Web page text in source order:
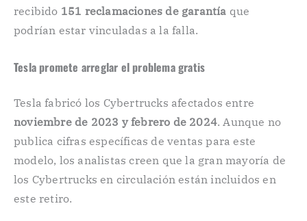
recibido 151 reclamaciones de garantía que
podrían estar vinculadas a la falla.
Tesla promete arreglar el problema gratis
Tesla fabricó los Cybertrucks afectados entre
noviembre de 2023 y febrero de 2024. Aunque no
publica cifras específicas de ventas para este
modelo, los analistas creen que la gran mayoría de
los Cybertrucks en circulación están incluidos en
este retiro.